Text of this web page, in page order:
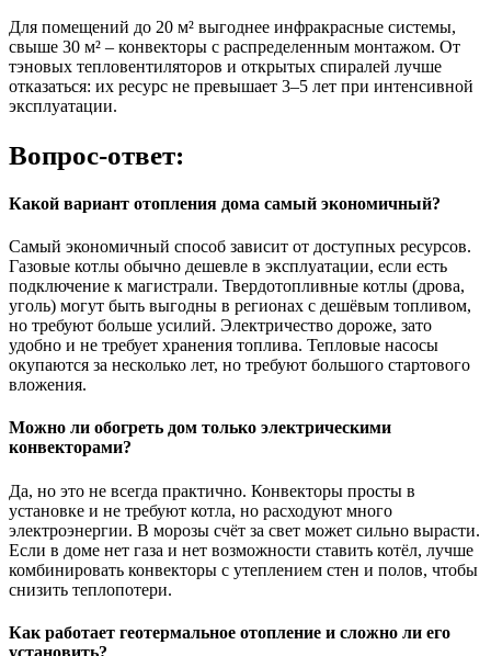
Для помещений до 20 м² выгоднее инфракрасные системы,
свыше 30 м² – конвекторы с распределенным монтажом. От
тэновых тепловентиляторов и открытых спиралей лучше
отказаться: их ресурс не превышает 3–5 лет при интенсивной
эксплуатации.
Вопрос-ответ:
Какой вариант отопления дома самый экономичный?
Самый экономичный способ зависит от доступных ресурсов.
Газовые котлы обычно дешевле в эксплуатации, если есть
подключение к магистрали. Твердотопливные котлы (дрова,
уголь) могут быть выгодны в регионах с дешёвым топливом,
но требуют больше усилий. Электричество дороже, зато
удобно и не требует хранения топлива. Тепловые насосы
окупаются за несколько лет, но требуют большого стартового
вложения.
Можно ли обогреть дом только электрическими
конвекторами?
Да, но это не всегда практично. Конвекторы просты в
установке и не требуют котла, но расходуют много
электроэнергии. В морозы счёт за свет может сильно вырасти.
Если в доме нет газа и нет возможности ставить котёл, лучше
комбинировать конвекторы с утеплением стен и полов, чтобы
снизить теплопотери.
Как работает геотермальное отопление и сложно ли его
установить?